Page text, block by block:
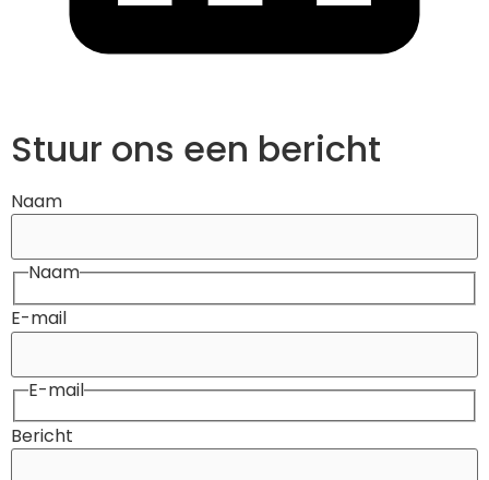
Stuur ons een bericht
Naam
Naam
E-mail
E-mail
Bericht